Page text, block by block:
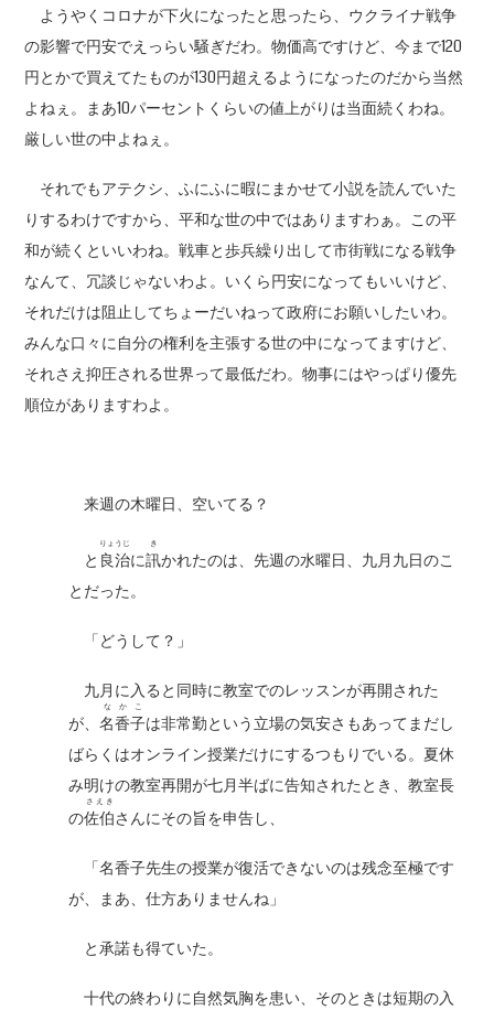
ようやくコロナが下火になったと思ったら、ウクライナ戦争
の影響で円安でえっらい騒ぎだわ。物価高ですけど、今まで120
円とかで買えてたものが130円超えるようになったのだから当然
よねぇ。まあ10パーセントくらいの値上がりは当面続くわね。
厳しい世の中よねぇ。
それでもアテクシ、ふにふに暇にまかせて小説を読んでいた
りするわけですから、平和な世の中ではありますわぁ。この平
和が続くといいわね。戦車と歩兵繰り出して市街戦になる戦争
なんて、冗談じゃないわよ。いくら円安になってもいいけど、
それだけは阻止してちょーだいねって政府にお願いしたいわ。
みんな口々に自分の権利を主張する世の中になってますけど、
それさえ抑圧される世界って最低だわ。物事にはやっぱり優先
順位がありますわよ。
来週の木曜日、空いてる？
と 良治
りょうじ
に訊
き
かれたのは、先週の水曜日、九月九日のこ
とだった。
「どうして？」
九月に入ると同時に教室でのレッスンが再開された
が、名香子
なかこ
は非常勤という立場の気安さもあってまだし
ばらくはオンライン授業だけにするつもりでいる。夏休
み明けの教室再開が七月半ばに告知されたとき、教室長
の佐伯
さえき
さんにその旨を申告し、
「名香子先生の授業が復活できないのは残念至極です
が、まあ、仕方ありませんね」
と承諾も得ていた。
十代の終わりに自然気胸を患い、そのときは短期の入